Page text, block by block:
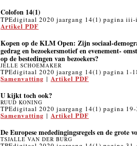
Colofon 14(1)
TPEdigitaal 2020 jaargang 14(1) pagina
Artikel PDF
Kopen op de KLM Open: Zijn sociaal-
gedrag en bezoekersmotief en evenement-
op de bestedingen van bezoekers?
JELLE SCHOEMAKER
TPEdigitaal 2020 jaargang 14(1) pagina 1-
Samenvatting | Artikel PDF
U kijkt toch ook?
RUUD KONING
TPEdigitaal 2020 jaargang 14(1) pagina
Samenvatting | Artikel PDF
De Europese mededingingsregels en de grote
TSJALLE VAN DER BURG